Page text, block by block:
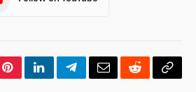
PinterestLinkedInTelegramEmailRedditCopy